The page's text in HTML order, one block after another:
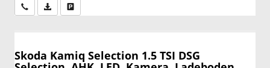
Wir rufen Sie anPDF-Datei, Fahrzeugexposé drucken
Skoda Kamiq Selection 1.5 TSI DSG